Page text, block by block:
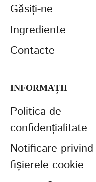
Găsiți-ne
Ingrediente
Contacte
INFORMAȚII
Politica de
confidențialitate
Notificare privind
fișierele cookie